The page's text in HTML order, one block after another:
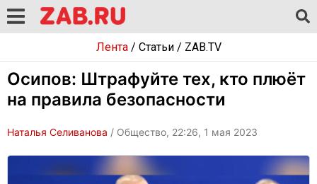
Лента/ Статьи/ ZAB.TV
Осипов: Штрафуйте тех, кто плюёт
на правила безопасности
Наталья Селиванова / Общество, 22:26, 1 мая 2023